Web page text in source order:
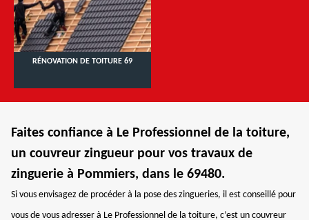
RÉNOVATION DE TOITURE 69
Faites confiance à Le Professionnel de la toiture,
un couvreur zingueur pour vos travaux de
zinguerie à Pommiers, dans le 69480.
Si vous envisagez de procéder à la pose des zingueries, il est conseillé pour
vous de vous adresser à Le Professionnel de la toiture, c’est un couvreur